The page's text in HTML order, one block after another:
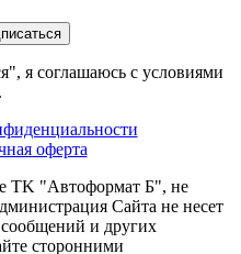
я соглашаюсь с условиями
оферта
TK "Автоформат Б", не
Сайта не несет
сообщений и других
сторонними